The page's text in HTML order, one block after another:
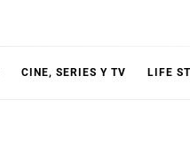
CINE, SERIES Y TV LIFE